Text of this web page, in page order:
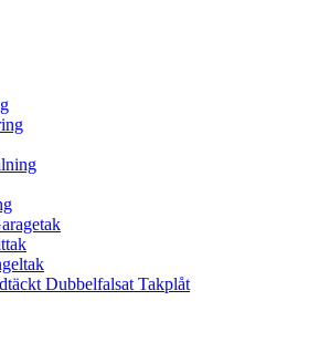
Dubbelfalsat Takplåt